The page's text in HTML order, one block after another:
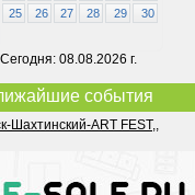
25 26 27 28 29
30
Сегодня: 08.08.2026 г.
события
Шахтинский-ART FEST,,